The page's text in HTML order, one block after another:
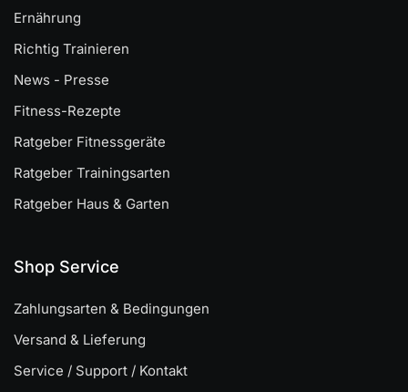
Ernährung
Richtig Trainieren
News - Presse
Fitness-Rezepte
Ratgeber Fitnessgeräte
Ratgeber Trainingsarten
Ratgeber Haus & Garten
Shop Service
Zahlungsarten & Bedingungen
Versand & Lieferung
Service / Support / Kontakt